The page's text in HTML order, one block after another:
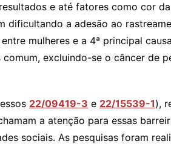
e até fatores como cor
dificultando a adesão ao
mulheres e a 4ª principal
excluindo-se o câncer de
22/09419-3 e 22/15539-1),
a atenção para essas
sociais. As pesquisas foram